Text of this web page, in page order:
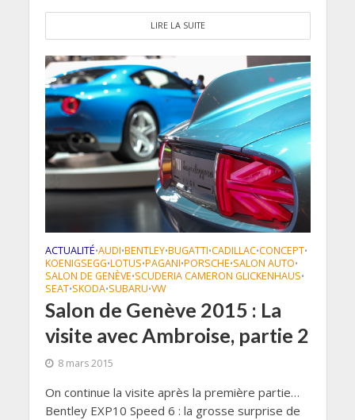
LIRE LA SUITE
ACTUALITÉ•AUDI•BENTLEY•BUGATTI•CADILLAC•CONCEPT•
KOENIGSEGG•LOTUS•PAGANI•PORSCHE•SALON AUTO•
SALON DE GENÈVE•SCUDERIA CAMERON GLICKENHAUS•
SEAT•SKODA•SUBARU•VW
Salon de Genève 2015 : La
visite avec Ambroise, partie 2
8 mars 2015
On continue la visite après la première partie…
Bentley EXP10 Speed 6 : la grosse surprise de